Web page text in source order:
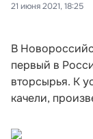
21 июня 2021, 18:25
В
первый в
вторсырья. К
качели,